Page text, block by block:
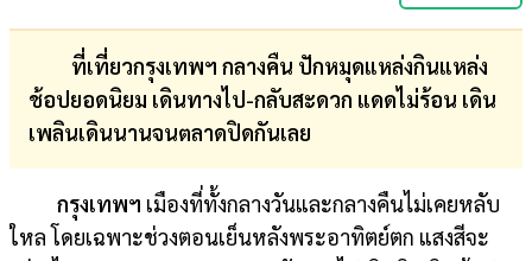
ที่เที่ยวกรุงเทพฯ กลางคืน ปักหมุดแหล่งกินแหล่ง
ช้อปยอดนิยม เดินทางไป-กลับสะดวก แดดไม่ร้อน เดิน
เพลินเดินนานจนตลาดปิดกันเลย
กรุงเทพฯ เมืองที่ทั้งกลางวันและกลางคืนไม่เคยหลับ
ใหล โดยเฉพาะช่วงตอนเย็นหลังพระอาทิตย์ตก แสงสีจะ
ตรวจ
หวย
ผล
บอล
สด
การ